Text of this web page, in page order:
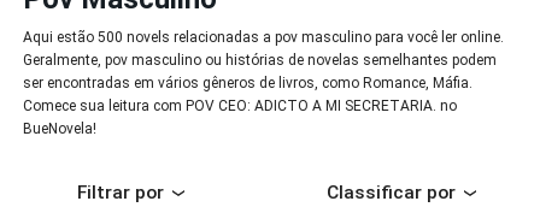
Aqui estão 500 novels relacionadas a pov masculino para você ler online.
Geralmente, pov masculino ou histórias de novelas semelhantes podem
ser encontradas em vários gêneros de livros, como Romance, Máfia.
Comece sua leitura com POV CEO: ADICTO A MI SECRETARIA. no
BueNovela!
Filtrar por Classificar por